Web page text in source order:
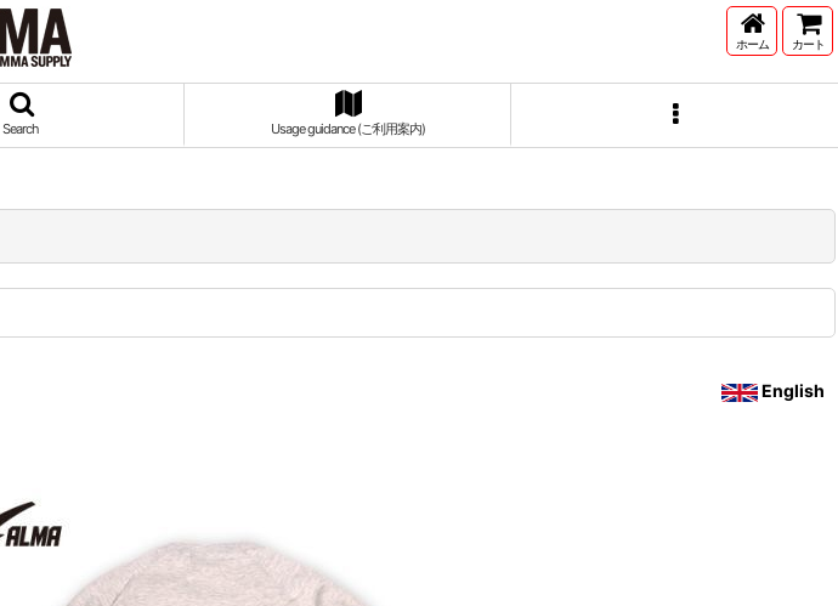
ホーム カート
Search Usage guidance (ご利用案内)
English